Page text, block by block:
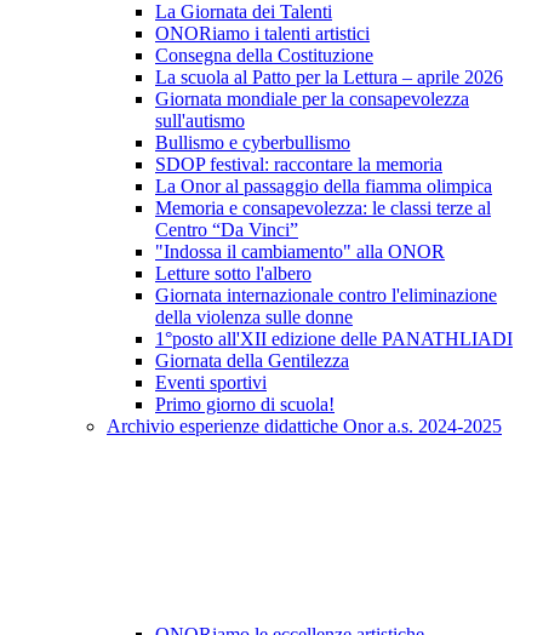
La Giornata dei Talenti
ONORiamo i talenti artistici
Consegna della Costituzione
La scuola al Patto per la Lettura – aprile 2026
Giornata mondiale per la consapevolezza
sull'autismo
Bullismo e cyberbullismo
SDOP festival: raccontare la memoria
La Onor al passaggio della fiamma olimpica
Memoria e consapevolezza: le classi terze al
Centro “Da Vinci”
"Indossa il cambiamento" alla ONOR
Letture sotto l'albero
Giornata internazionale contro l'eliminazione
della violenza sulle donne
1°posto all'XII edizione delle PANATHLIADI
Giornata della Gentilezza
Eventi sportivi
Primo giorno di scuola!
Archivio esperienze didattiche Onor a.s. 2024-2025